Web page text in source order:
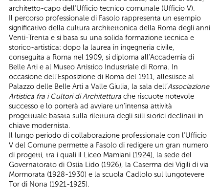
architetto-capo dell’Ufficio tecnico comunale (Ufficio V).
Il percorso professionale di Fasolo rappresenta un esempio
significativo della cultura architettonica della Roma degli anni
Venti-Trenta e si basa su una solida formazione tecnica e
storico-artistica: dopo la laurea in ingegneria civile,
conseguita a Roma nel 1909, si diploma all’Accademia di
Belle Arti e al Museo Artistico Industriale di Roma. In
occasione dell’Esposizione di Roma del 1911, allestisce al
Palazzo delle Belle Arti a Valle Giulia, la sala dell’Associazione
Artistica fra i Cultori di Architettura che riscuote notevole
successo e lo porterà ad avviare un’intensa attività
progettuale basata sulla rilettura degli stili storici declinati in
chiave modernista.
Il lungo periodo di collaborazione professionale con l’Ufficio
V del Comune permette a Fasolo di redigere un gran numero
di progetti, tra i quali il Liceo Mamiani (1924), la sede del
Governatorato di Ostia Lido (1926), la Caserma dei Vigili di via
Mormorata (1928-1930) e la scuola Cadlolo sul lungotevere
Tor di Nona (1921-1925).